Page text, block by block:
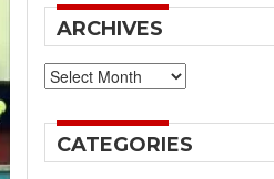
ARCHIVES
Archives
CATEGORIES